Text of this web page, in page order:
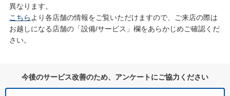
異なります。
こちらより各店舗の情報をご覧いただけますので、ご来店の際は
お越しになる店舗の「設備/サービス」欄をあらかじめご確認くだ
さい。
今後のサービス改善のため、アンケートにご協力ください